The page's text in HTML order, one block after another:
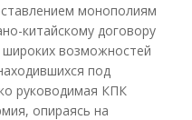
монополиям
китайскому договору
возможностей
под
руководимая КПК
опираясь на